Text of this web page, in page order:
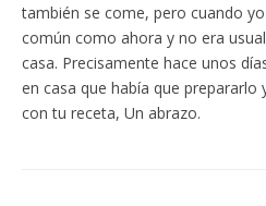
también se come, pero cuando
común como ahora y no era
casa. Precisamente hace unos
en casa que había que
con tu receta, Un abrazo.